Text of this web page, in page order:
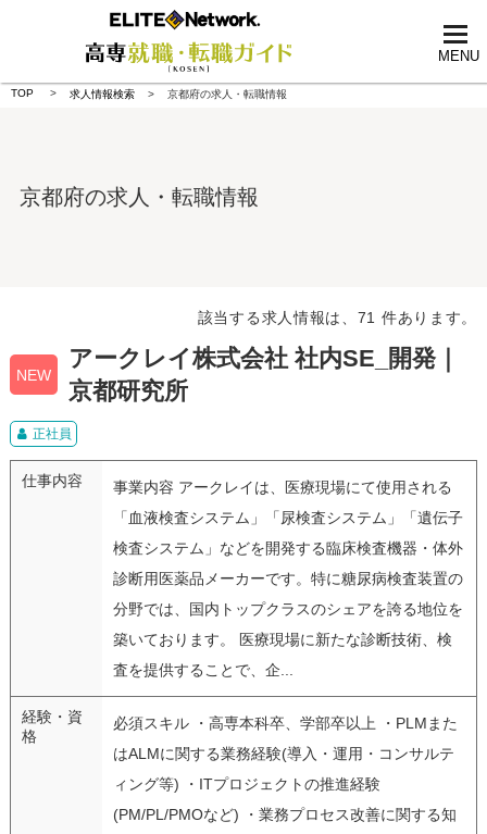
MENU
TOP 求人情報検索 京都府の求人・転職情報
京都府の求人・転職情報
該当する求人情報は、71 件あります。
NEW
アークレイ株式会社 社内SE_開発｜
京都研究所
正社員
仕事内容
事業内容 アークレイは、医療現場にて使用される
「血液検査システム」「尿検査システム」「遺伝子
検査システム」などを開発する臨床検査機器・体外
診断用医薬品メーカーです。特に糖尿病検査装置の
分野では、国内トップクラスのシェアを誇る地位を
築いております。 医療現場に新たな診断技術、検
査を提供することで、企...
経験・資
格
必須スキル ・高専本科卒、学部卒以上 ・PLMまた
はALMに関する業務経験(導入・運用・コンサルテ
ィング等) ・ITプロジェクトの推進経験
(PM/PL/PMOなど) ・業務プロセス改善に関する知